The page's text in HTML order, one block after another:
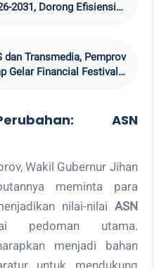
2031, Dorong Efisiensi
dan Transmedia, Pemprov
Gelar Financial Festival
ASN
Wakil Gubernur Jihan
meminta para
nilai-nilai ASN
pedoman utama.
menjadi bahan
untuk mendukung